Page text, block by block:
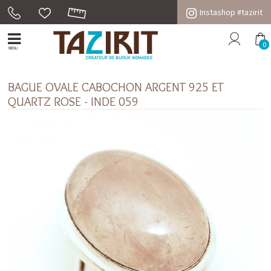
Instashop #tazirit
MENU 0
BAGUE OVALE CABOCHON ARGENT 925 ET
QUARTZ ROSE - INDE 059